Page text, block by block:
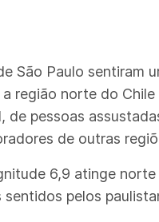
São Paulo
região norte do
pessoas
de outras
6,9 atinge
pelos